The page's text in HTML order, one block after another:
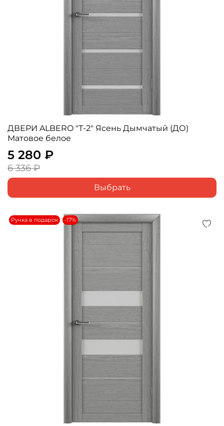
ДВЕРИ ALBERO "Т-2" Ясень Дымчатый (ДО)
Матовое белое
5 280 ₽
6 336 ₽
Выбрать
Ручка в подарок -17%